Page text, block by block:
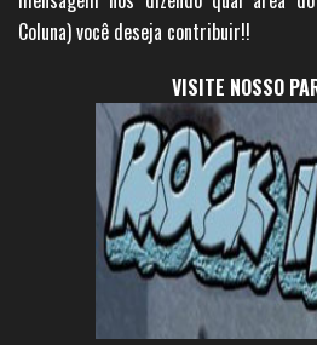
Coluna) você deseja contribuir!!
VISITE NOSSO